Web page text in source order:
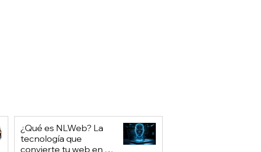
¿Qué es NLWeb? La
tecnología que
convierte tu web en un